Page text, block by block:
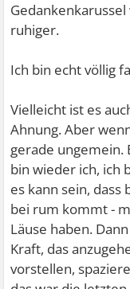
ruhiger.
Ich bin echt völlig
Vielleicht ist es
Ahnung. Aber
gerade ungemein.
bin wieder ich, ich
es kann sein,
bei rum kommt -
Läuse haben.
Kraft, das
vorstellen,